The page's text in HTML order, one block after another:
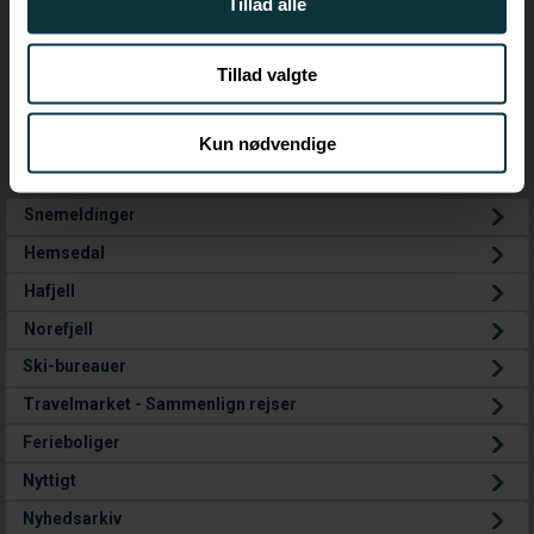
annoncer, til at vise dig funktioner til sociale medier og til
din brug af vores hjemmeside med vores partnere inden
for sociale medier, annonceringspartnere og
analysepartnere. Vores partnere kan kombinere disse
data med andre oplysninger, du har givet dem, eller som
de har indsamlet fra din brug af deres tjenester.
Tillad valgte
Kun nødvendige
Snemeldinger
Hemsedal
Hafjell
Norefjell
Ski-bureauer
Travelmarket - Sammenlign rejser
Ferieboliger
Nyttigt
Nyhedsarkiv